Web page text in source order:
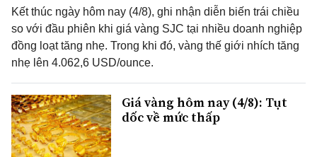
Kết thúc ngày hôm nay (4/8), ghi nhận diễn biến trái chiều
so với đầu phiên khi giá vàng SJC tại nhiều doanh nghiệp
đồng loạt tăng nhẹ. Trong khi đó, vàng thế giới nhích tăng
nhẹ lên 4.062,6 USD/ounce.
Giá vàng hôm nay (4/8): Tụt
dốc về mức thấp